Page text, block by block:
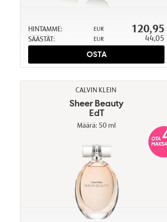
HINTAMME: EUR 120,95
SÄÄSTÄT: EUR 44,05
OSTA
CALVIN KLEIN
Sheer Beauty
EdT
Määrä: 50 ml